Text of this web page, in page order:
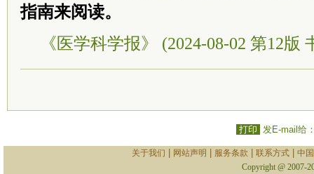
指南来阅读。
《医学科学报》 (2024-08-02 第12版
打印 发E-mail给
关于我们 网站声明 服务条款 联系方式| 中
Copyright @ 2007-